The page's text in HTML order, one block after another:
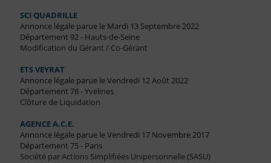
SCI QUADRILLE
Annonce légale parue le Mardi 13 Septembre 2022
Département 92 - Hauts-de-Seine
Modification du Gérant / Co-Gérant
ETS VEYRAT
Annonce légale parue le Vendredi 12 Août 2022
Département 78 - Yvelines
Clôture de Liquidation
AGENCE A.C.E.
Annonce légale parue le Vendredi 17 Novembre 2017
Département 75 - Paris
Société par Actions Simplifiées Unipersonnelle (SASU)